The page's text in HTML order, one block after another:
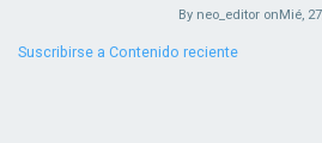
By neo_editor onMié,
Suscribirse a Contenido reciente